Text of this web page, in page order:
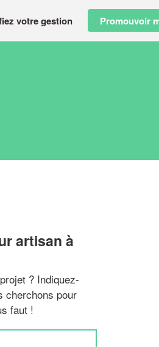
votre gestion Promouvoir
artisan à
? Indiquez-
cherchons pour
faut !